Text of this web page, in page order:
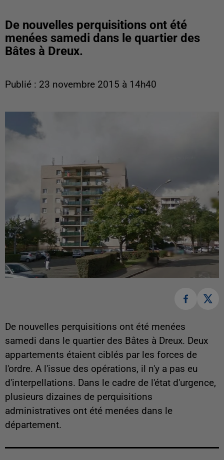
De nouvelles perquisitions ont été
menées samedi dans le quartier des
Bâtes à Dreux.
Publié : 23 novembre 2015 à 14h40
De nouvelles perquisitions ont été menées
samedi dans le quartier des Bâtes à Dreux. Deux
appartements étaient ciblés par les forces de
l'ordre. A l'issue des opérations, il n'y a pas eu
d'interpellations. Dans le cadre de l'état d'urgence,
plusieurs dizaines de perquisitions
administratives ont été menées dans le
département.